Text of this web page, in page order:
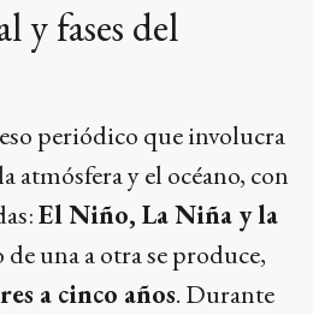
y fases del
periódico que involucra
atmósfera y el océano, con
El Niño, La Niña y la
de una a otra se produce,
a cinco años. Durante